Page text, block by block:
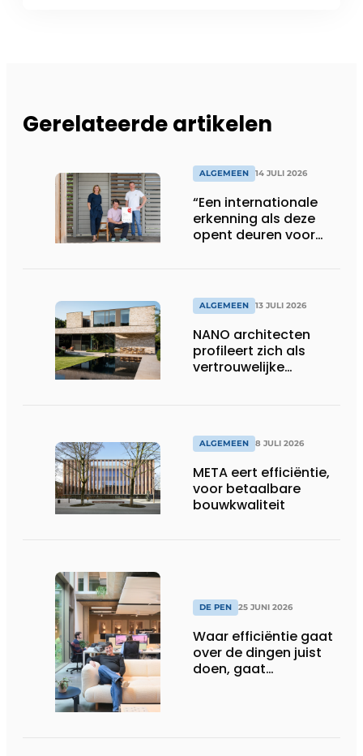
Gerelateerde artikelen
ALGEMEEN 14 JULI 2026
“Een internationale
erkenning als deze
opent deuren voor
ALGEMEEN 13 JULI 2026
NANO architecten
profileert zich als
vertrouwelijke
ALGEMEEN 8 JULI 2026
META eert efficiëntie,
voor betaalbare
bouwkwaliteit
DE PEN 25 JUNI 2026
Waar efficiëntie gaat
over de dingen juist
doen, gaat